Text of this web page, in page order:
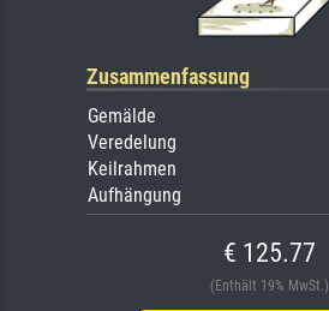
Zusammenfassung
Gemälde
Veredelung
Keilrahmen
Aufhängung
€ 125.77
(Enthält 19% MwSt.)